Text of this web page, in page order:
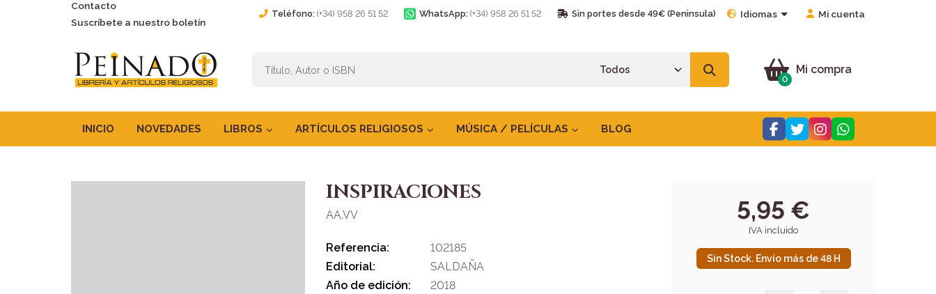
Contacto
Suscríbete a nuestro boletín
Teléfono: (+34) 958 26 51 52 WhatsApp: (+34) 958 26 51 52 Sin portes desde 49€ (Peninsula) Idiomas Mi cuenta
Mi compra
0
INICIO NOVEDADES LIBROS ARTÍCULOS RELIGIOSOS MÚSICA / PELÍCULAS BLOG
INSPIRACIONES
AA.VV
Referencia:
102185
Editorial:
SALDAÑA
Año de edición:
2018
5,95 €
IVA incluido
Sin Stock. Envío más de 48 H